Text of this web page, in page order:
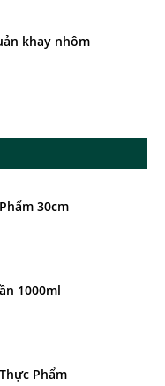
khay nhôm
30cm
1000ml
Phẩm